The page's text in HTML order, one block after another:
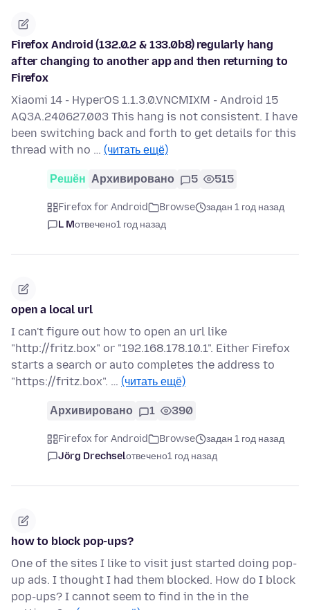
Firefox Android (132.0.2 & 133.0b8) regularly hang
after changing to another app and then returning to
Firefox
Xiaomi 14 - HyperOS 1.1.3.0.VNCMIXM - Android 15
AQ3A.240627.003 This hang is not consistent. I have
been switching back and forth to get details for this
thread with no … (читать ещё)
Решён Архивировано 5 515
Firefox for Android Browse
задан 1 год назад
L Mотвечено1 год назад
open a local url
I can't figure out how to open an url like
"http://fritz.box" or "192.168.178.10.1". Either Firefox
starts a search or auto completes the address to
"https://fritz.box". … (читать ещё)
Архивировано 1 390
Firefox for Android Browse
задан 1 год назад
Jörg Drechselотвечено1 год назад
how to block pop-ups?
One of the sites I like to visit just started doing pop-
up ads. I thought I had them blocked. How do I block
pop-ups? I cannot seem to find in the in the